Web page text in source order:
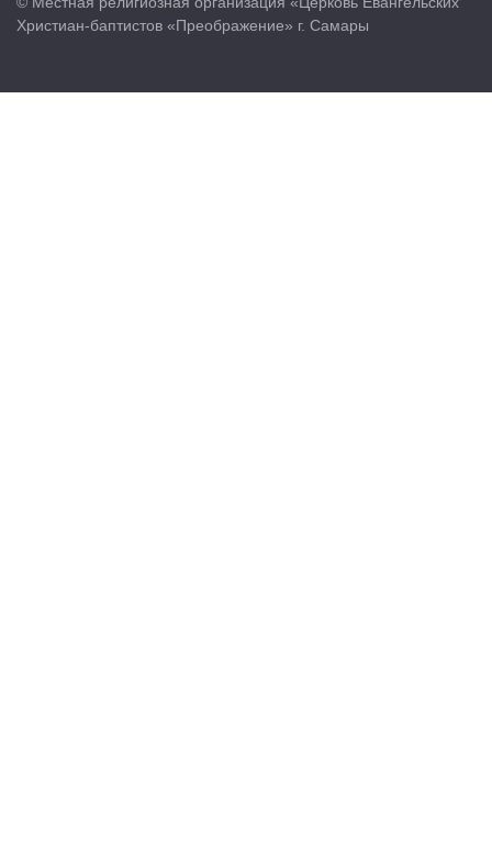
Христиан-баптистов «Преображение» г. Самары